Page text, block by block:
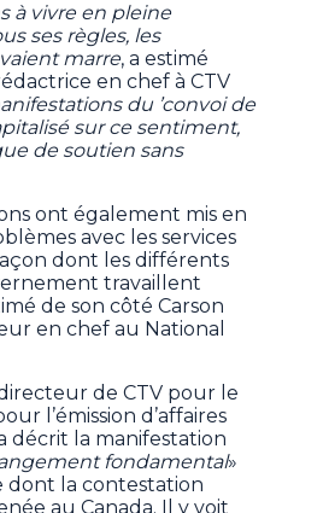
à vivre en pleine
ses règles, les
marre, a estimé
en chef à CTV
du ’convoi de
sur ce sentiment,
de soutien sans
ont également mis en
avec les services
dont les différents
travaillent
de son côté Carson
en chef au National
de CTV pour le
l’émission d’affaires
décrit la manifestation
fondamental»
dont la contestation
au Canada. Il y voit